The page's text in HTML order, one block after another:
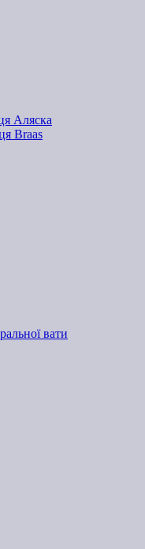
Аляска
Braas
вати